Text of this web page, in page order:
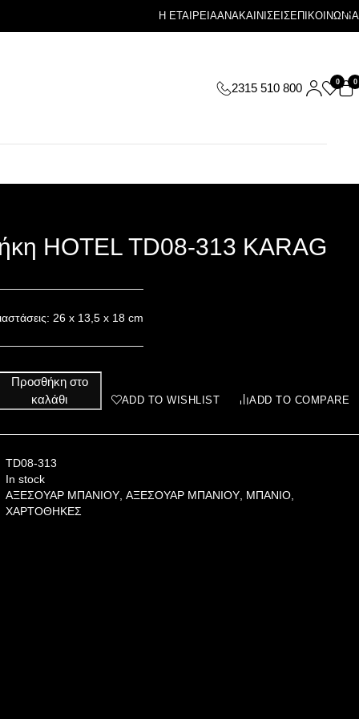
Η ΕΤΑΙΡΕΙΑΑΝΑΚΑΙΝΙΣΕΙΣΕΠΙΚΟΙΝΩΝΙΑ
2315 510 800 0 0
HOTEL TD08-313 KARAG
26 x 13,5 x 18 cm
Προσθήκη στο
καλάθι
ADD TO WISHLIST ADD TO COMPARE
TD08-313
In stock
ΑΞΕΣΟΥΑΡ ΜΠΑΝΙΟΥ, ΑΞΕΣΟΥΑΡ ΜΠΑΝΙΟΥ, ΜΠΑΝΙΟ,
ΧΑΡΤΟΘΗΚΕΣ